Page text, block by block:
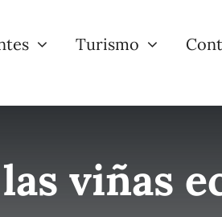
Turismo
viñas